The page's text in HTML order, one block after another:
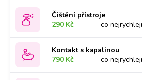
Čištění přístroje
290 Kč
co nejrychleji
Kontakt s kapalinou
790 Kč
co nejrychleji